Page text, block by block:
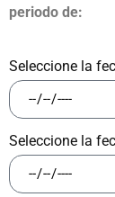
periodo de:
Seleccione la
Seleccione la